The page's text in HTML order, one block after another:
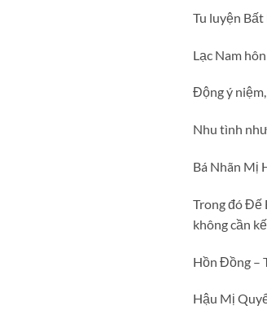
Tu luyện Bất
Lạc Nam
Động ý
Nhu tình
Bá Nhãn Mị
Trong đó Đế
không cần
Hồn Đồng –
Hậu Mị